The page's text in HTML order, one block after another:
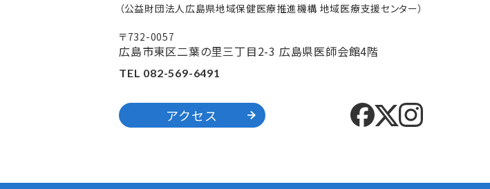
（公益財団法人広島県地域保健医療推進機構 地域医療支援センター）
〒732-0057
広島市東区二葉の里三丁目2-3 広島県医師会館4階
TEL 082-569-6491
アクセス